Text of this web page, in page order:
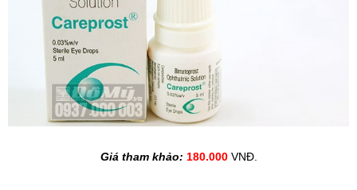
Giá tham khảo: 180.000 VNĐ.